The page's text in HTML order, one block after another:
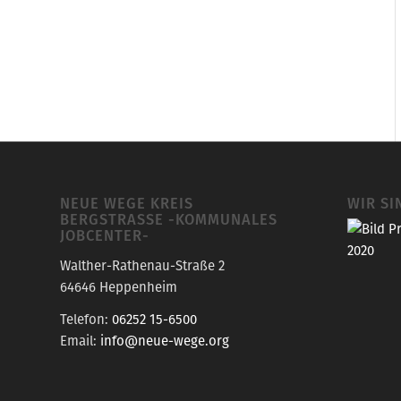
NEUE WEGE KREIS
BERGSTRASSE -KOMMUNALES J
OBCENTER-
Walther-Rathenau-Straße 2
64646 Heppenheim
Telefon: 06252 15-6500
Email: info@neue-wege.org
WIR